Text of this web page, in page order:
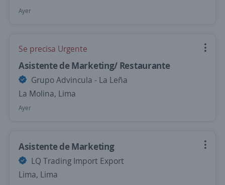
Ayer
Se precisa Urgente
Asistente de Marketing/ Restaurante
Grupo Advincula - La Leña
La Molina, Lima
Ayer
Asistente de Marketing
LQ Trading Import Export
Lima, Lima